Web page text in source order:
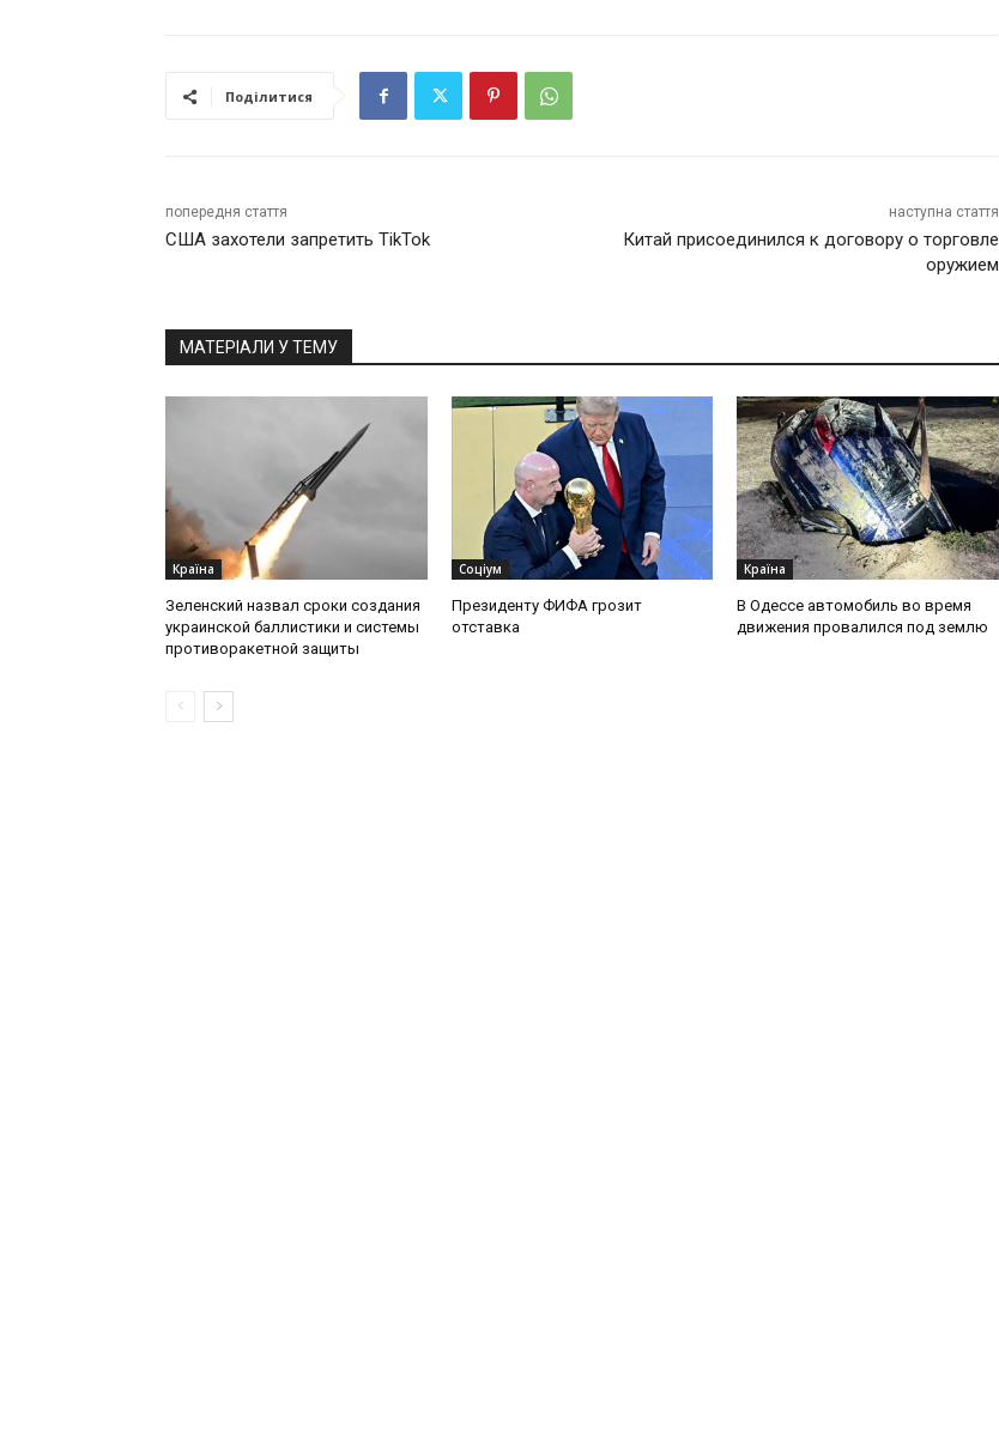
Поділитися
попередня стаття
США захотели запретить TikTok
наступна стаття
Китай присоединился к договору о торговле
оружием
МАТЕРІАЛИ У ТЕМУ
Країна
Зеленский назвал сроки создания
украинской баллистики и системы
противоракетной защиты
Соціум
Президенту ФИФА грозит
отставка
Країна
В Одессе автомобиль во время
движения провалился под землю